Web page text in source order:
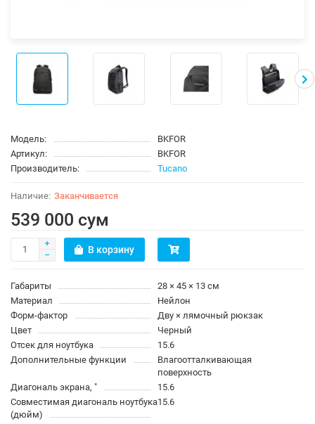
Модель:
BKFOR
Артикул:
BKFOR
Производитель:
Tucano
Заканчивается
539 000 сум
В корзину
Габариты
28 × 45 × 13 см
Материал
Нейлон
Форм-фактор
Дву × лямочный рюкзак
Цвет
Черный
Отсек для ноутбука
15.6
Дополнительные функции
Влагоотталкивающая
поверхность
Диагональ экрана, ″
15.6
Совместимая диагональ ноутбука
(дюйм)
15.6